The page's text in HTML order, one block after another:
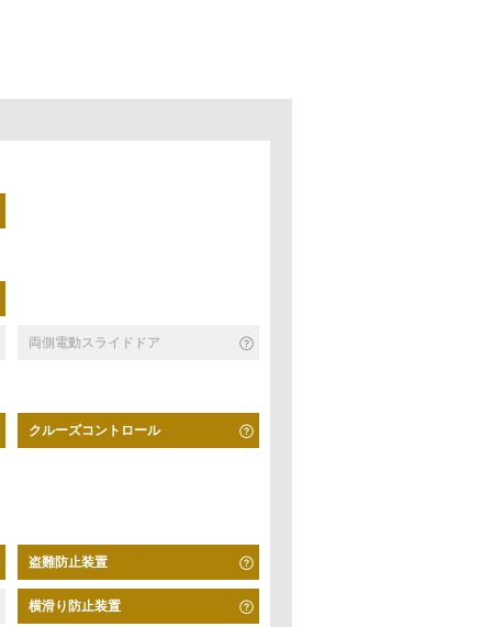
両側電動スライドドア
クルーズコントロール
盗難防止装置
横滑り防止装置